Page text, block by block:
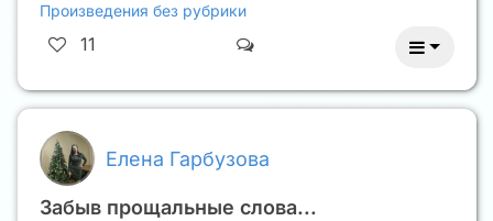
Произведения без рубрики
11
Елена Гарбузова
Забыв прощальные слова...